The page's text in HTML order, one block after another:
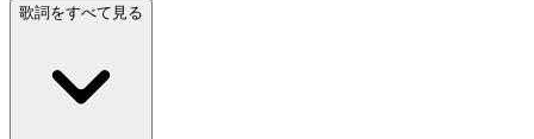
歌詞をすべて見る